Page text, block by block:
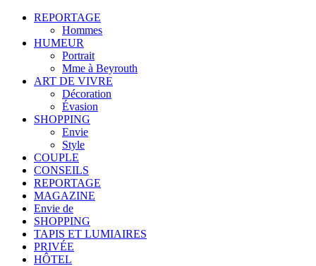
REPORTAGE
Hommes
HUMEUR
Portrait
Mme à Beyrouth
ART DE VIVRE
Décoration
Évasion
SHOPPING
Envie
Style
COUPLE
CONSEILS
REPORTAGE
MAGAZINE
Envie de
SHOPPING
TAPIS ET LUMIAIRES
PRIVÉE
HÔTEL